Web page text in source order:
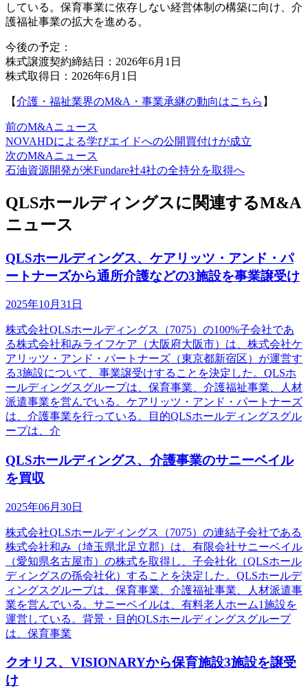
している。保育事業に依存しない経営体制の構築に向け、介
護福祉事業の拡大を進める。
今後の予定：
株式譲渡契約締結日：2026年6月1日
株式取得日：2026年6月1日
【介護・福祉業界のM&A・事業承継の動向はこちら 】
前のM&Aニュース
NOVAHDによる学びエイドへの公開買付けが成立
次のM&Aニュース
石油資源開発が米Fundare社4社の全持分を取得へ
QLSホールディングスに関連するM&A
ニュース
QLSホールディングス、ケアリッツ・アンド・パ
ートナーズから通所介護などの3施設を事業譲受け
2025年10月31日
株式会社QLSホールディングス（7075）の100%子会社であ
る株式会社和みライフケア（大阪府大阪市）は、株式会社ケ
アリッツ・アンド・パートナーズ（東京都新宿区）が運営す
る3施設について、事業譲受けすることを決定した。QLSホ
ールディングスグループは、保育事業、介護福祉事業、人材
派遣事業を営んでいる。ケアリッツ・アンド・パートナーズ
は、介護事業を行っている。目的QLSホールディングスグル
ープは、介
QLSホールディングス、介護事業のサニーベイル
を買収
2025年06月30日
株式会社QLSホールディングス（7075）の連結子会社である
株式会社和み（埼玉県北足立郡）は、有限会社サニーベイル
（愛知県名古屋市）の株式を取得し、子会社化（QLSホール
ディングスの孫会社化）することを決定した。QLSホールデ
ィングスグループは、保育事業、介護福祉事業、人材派遣事
業を営んでいる。サニーベイルは、有料老人ホーム1施設を
運営している。背景・目的QLSホールディングスグループ
は、保育事業
クオリス、VISIONARYから保育施設3施設を譲受
け